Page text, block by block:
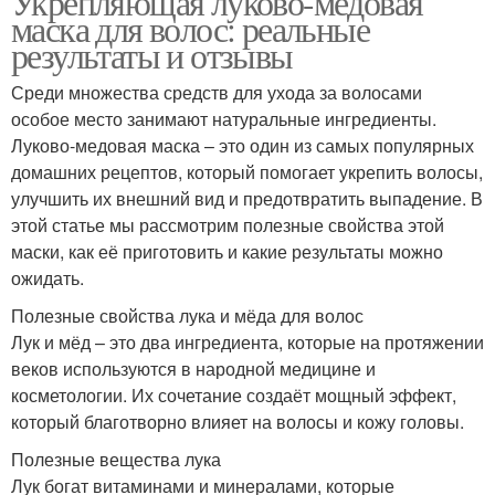
маска для волос: реальные
результаты и отзывы
Среди множества средств для ухода за волосами
особое место занимают натуральные ингредиенты.
Луково-медовая маска – это один из самых популярных
домашних рецептов, который помогает укрепить волосы,
улучшить их внешний вид и предотвратить выпадение. В
этой статье мы рассмотрим полезные свойства этой
маски, как её приготовить и какие результаты можно
ожидать.
Полезные свойства лука и мёда для волос
Лук и мёд – это два ингредиента, которые на протяжении
веков используются в народной медицине и
косметологии. Их сочетание создаёт мощный эффект,
который благотворно влияет на волосы и кожу головы.
Полезные вещества лука
Лук богат витаминами и минералами, которые